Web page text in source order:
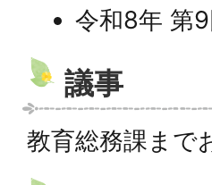
令和8年 第
議事
教育総務課まで